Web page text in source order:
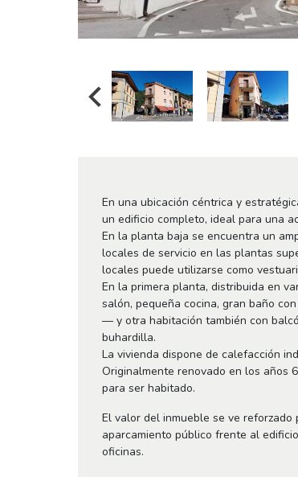
En una ubicación céntrica y
un edificio completo, ideal para una
En la planta baja se encuentra un
locales de servicio en las plantas
locales puede utilizarse como
En la primera planta, distribuida en
salón, pequeña cocina, gran baño
— y otra habitación también con
buhardilla.
La vivienda dispone de calefacción
Originalmente renovado en los años
para ser habitado.
El valor del inmueble se ve
aparcamiento público frente al
oficinas.